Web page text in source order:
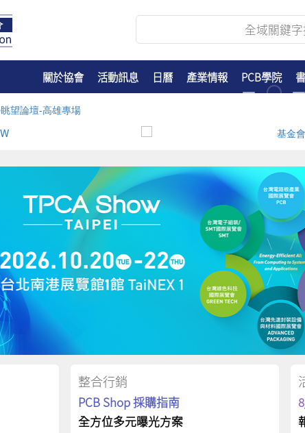
關於協會 活動訊息 日曆 產業情報 PCB學院
整合行銷
PCB Shop 採購指南
全方位多元曝光方案